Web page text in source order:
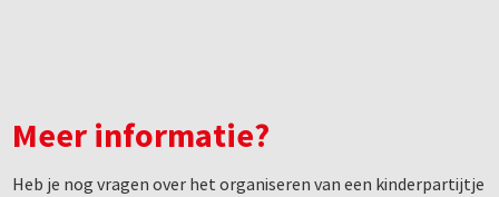
Meer informatie?
Heb je nog vragen over het organiseren van een kinderpartijtje